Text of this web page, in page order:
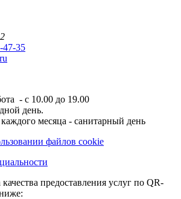
47-35
- с 10.00 до 19.00
день.
месяца - санитарный день
файлов cookie
предоставления услуг по QR-